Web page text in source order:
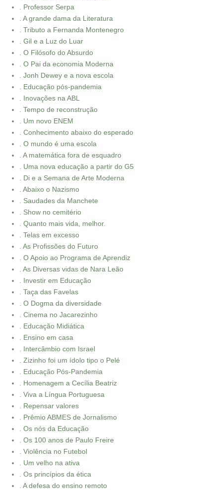
. Professor Serpa
. A grande dama da Literatura
. Tributo a Fernanda Montenegro
. Gil e a Luz do Luar
. O Filósofo do Absurdo
. O Pai da economia Moderna
. Jonh Dewey e a nova escola
. Educação pós-pandemia
. Inovações na ABL
. Tempo de reconstrução
. Um novo ENEM
. Conhecimento abaixo do esperado
. O mundo é uma escola
. A matemática fora de esquadro
. Uma nova educação a partir do G5
. Di e a Semana de Arte Moderna
. Abaixo o Nazismo
. Saudades da Manchete
. Show no cemitério
. Quanto mais vida, melhor.
. Telas em excesso
. As Profissões do Futuro
. O Apoio ao Programa de Aprendiz
. As Diversas vidas de Nara Leão
. Investir em Educação
. Taça das Favelas
. O Dogma da diversidade
. Cinema no Jacarezinho
. Educação Midiática
. Ensino em casa
. Intercâmbio com Israel
. Zizinho foi um ídolo tipo o Pelé
. Educação Pós-Pandemia
. Homenagem a Cecília Beatriz
. Viva a Língua Portuguesa
. Repensar valores
. Prêmio ABMES de Jornalismo
. Os nós da Educação
. Os 100 anos de Paulo Freire
. Violência no Futebol
. Um velho na ativa
. Os princípios da ética
. A defesa do ensino remoto